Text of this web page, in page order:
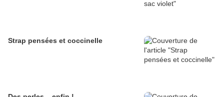
Strap pensées et coccinelle